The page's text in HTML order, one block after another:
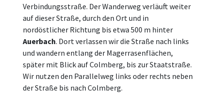
Verbindungsstraße. Der Wanderweg verläuft weiter
auf dieser Straße, durch den Ort und in
nordöstlicher Richtung bis etwa 500 m hinter
Auerbach. Dort verlassen wir die Straße nach links
und wandern entlang der Magerrasenflächen,
später mit Blick auf Colmberg, bis zur Staatstraße.
Wir nutzen den Parallelweg links oder rechts neben
der Straße bis nach Colmberg.